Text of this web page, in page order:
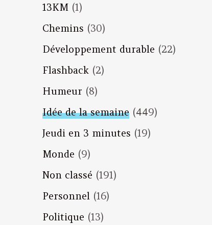
13KM(1)
Chemins (30)
Développement durable (22)
Flashback (2)
Humeur (8)
Idée de la semaine(449)
Jeudi en 3 minutes (19)
Monde (9)
Non classé (191)
Personnel (16)
Politique (13)